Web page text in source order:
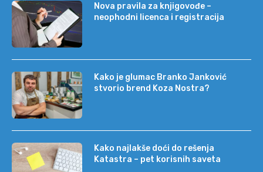
Nova pravila za knjigovođe –
neophodni licenca i registracija
Kako je glumac Branko Janković
stvorio brend Koza Nostra?
Kako najlakše doći do rešenja
Katastra – pet korisnih saveta